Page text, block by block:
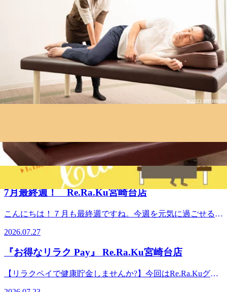
9,300円 ※次回以降ご利用できます。詳しくは店頭または
お問い合わせください。この機会にお得にお身体のメンテナ
ンスを始めませんか?スタッフ一同笑顔でお待ちしておりま
す!～8月6日(木)のご案内情報～14:00 ~ 22:00予約状況は変更
になる場合がありますので、お気軽にお問い合わせ下さい。
ーーーーーーーーーーーーーーーーーーーーーーーーーーー
ーーーーーーー【Re.Ra.Ku宮崎台店】神奈川県川崎市宮前区
宮崎2-8-46グランハウス宮崎台1F営業時間:平日 10:00-
22:00(最終受付21:30) 土日祝 10:00-20:00(最終受付19:30)最
寄り駅:東急田園都市線 宮崎台駅 徒歩30秒溝の口・宮前平か
暑い日にはオススメのオプションご用意しており
ます! Re.Ra.Ku宮崎台店
【暑い時期には爽快ヘッドスパがオススメ！】夏限定で通常
のドライヘッドスパにパチパチ炭酸泡を使用した爽快ヘッド
スパが大人気となっております！頭皮に炭酸泡が浸透してよ
りほぐれやすくなりますので一度はお試しいかがでしょう
か？オススメは20分！！頭皮周り・側頭部までしっかりほぐ
しスッキリ爽快になりますのでぜひ受けてみてくださいね！
スタッフ一同笑顔でお待ちしております！～8月5日(水)のご
46グランハウス宮崎台1F営業時間:平日 10:00-22:00(最終受付
21:30) 土日祝 10:00-20:00(最終受付19:30)最寄り駅:東急田園
都市線 宮崎台駅 徒歩30秒溝の口・宮前平からもアクセスし
やすい場所にあります。
頭と身体をスッキリと! Re.Ra.Ku宮崎台店
こんにちは。Re.Ra.Ku宮崎台店です！ 今日は久しぶりに涼
しいですね。エアコンによる冷えや、夏の疲れを感じていま
月3日(月)のご案内情報～ 12:00 ～ 22:00 予約状況は変
更になる場合がありますので、お気軽にお問い合わせ下さ
い。 ーーーーーーーーーーーーーーーーーーーーーーーー
ーーーーーーーーーー 【Re.Ra.Ku宮崎台店】 神奈川県川崎
市宮前区宮崎2-8-46グランハウス宮崎台1F 営業時間:平日
10:00-22:00(最終受付21:30) 土日祝 10:00-20:00(最終受付
19:30) 最寄り駅:東急田園都市線 宮崎台駅 徒歩30秒 溝の口・
Re.Ra.Ku宮崎台店
9月23日(水)まで数量限定でお買い得な「スペシャルバリュ
ーチケット」を販売しております!!10,000円で「11,000円
分」利用できるチケットです!さらにはじめてチケットをご
購入の方は9,000円で「11,000円分」利用できます!※有効期
限: 2026年11月30日(月)まで 現金かクレジットカードで購入
始めませんか?～8月2日(日)のご案内情報～11:20 ～ 20:00予
約状況は変更になる場合がありますので、お気軽にお問い合
わせ下さい。ーーーーーーーーーーーーーーーーーーーーー
ーーーーーーーーーーーーー【Re.Ra.Ku宮崎台店】神奈川県
川崎市宮前区宮崎2-8-46グランハウス宮崎台1F営業時間:平日
10:00-22:00(最終受付21:30) 土日祝 10:00-20:00(最終受付
2026.08.02
7月最終週！ Re.Ra.Ku宮崎台店
こんにちは！７月も最終週ですね。今週を元気に過ごせるよ
笑顔でお待ちしております！～7月27日(月)のご案内情報～
10:00 ～ 14:3015:35 ～ 19:00予約状況は変更になる場合があり
ますので、お気軽にお問い合わせ下さい。ーーーーーーーー
【Re.Ra.Ku宮崎台店】神奈川県川崎市宮前区宮崎2-8-46グラ
ンハウス宮崎台1F営業時間:平日 10:00-22:00(最終受付21:30)
2026.07.27
『お得なリラク Pay』 Re.Ra.Ku宮崎台店
【リラクペイで健康貯金しませんか?】今回はRe.Ra.Kuグル